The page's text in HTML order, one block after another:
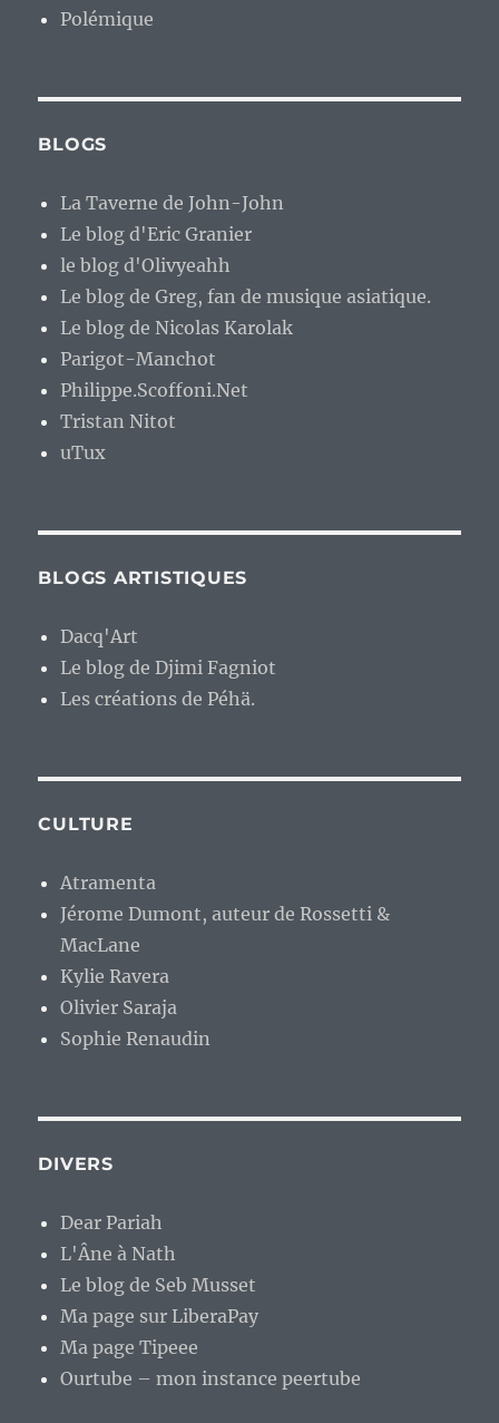
Polémique
BLOGS
La Taverne de John-John
Le blog d'Eric Granier
le blog d'Olivyeahh
Le blog de Greg, fan de musique asiatique.
Le blog de Nicolas Karolak
Parigot-Manchot
Philippe.Scoffoni.Net
Tristan Nitot
uTux
BLOGS ARTISTIQUES
Dacq'Art
Le blog de Djimi Fagniot
Les créations de Péhä.
CULTURE
Atramenta
Jérome Dumont, auteur de Rossetti &
MacLane
Kylie Ravera
Olivier Saraja
Sophie Renaudin
DIVERS
Dear Pariah
L'Âne à Nath
Le blog de Seb Musset
Ma page sur LiberaPay
Ma page Tipeee
Ourtube – mon instance peertube